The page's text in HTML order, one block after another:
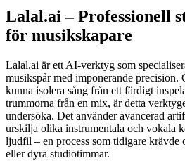
Lalal.ai – Professionell
för musikskapare
Lalal.ai är ett AI-verktyg som
musikspår med imponerande precision.
kunna isolera sång från ett färdigt
trummorna från en mix, är detta
undersöka. Det använder avancerad
urskilja olika instrumentala och vokala
ljudfil – en process som tidigare krävde
eller dyra studiotimmar.